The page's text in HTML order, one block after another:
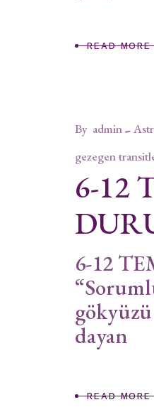
READ MORE
By admin
gezegen
6-12
6-12
dayan
READ MORE